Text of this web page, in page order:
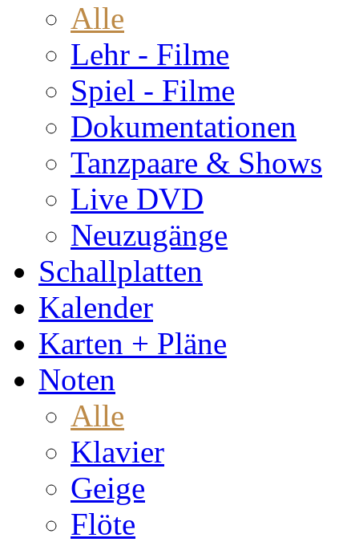
Alle
Lehr - Filme
Spiel - Filme
Dokumentationen
Tanzpaare & Shows
Live DVD
Neuzugänge
Schallplatten
Kalender
Karten + Pläne
Noten
Alle
Klavier
Geige
Flöte